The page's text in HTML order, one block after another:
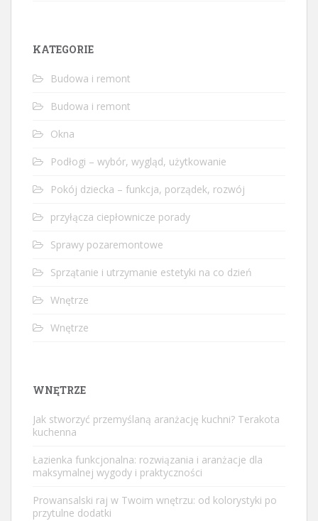
KATEGORIE
Budowa i remont
Budowa i remont
Okna
Podłogi – wybór, wygląd, użytkowanie
Pokój dziecka – funkcja, porządek, rozwój
przyłącza ciepłownicze porady
Sprawy pozaremontowe
Sprzątanie i utrzymanie estetyki na co dzień
Wnętrze
Wnętrze
WNĘTRZE
Jak stworzyć przemyślaną aranżację kuchni? Terakota
kuchenna
Łazienka funkcjonalna: rozwiązania i aranżacje dla
maksymalnej wygody i praktyczności
Prowansalski raj w Twoim wnętrzu: od kolorystyki po
przytulne dodatki